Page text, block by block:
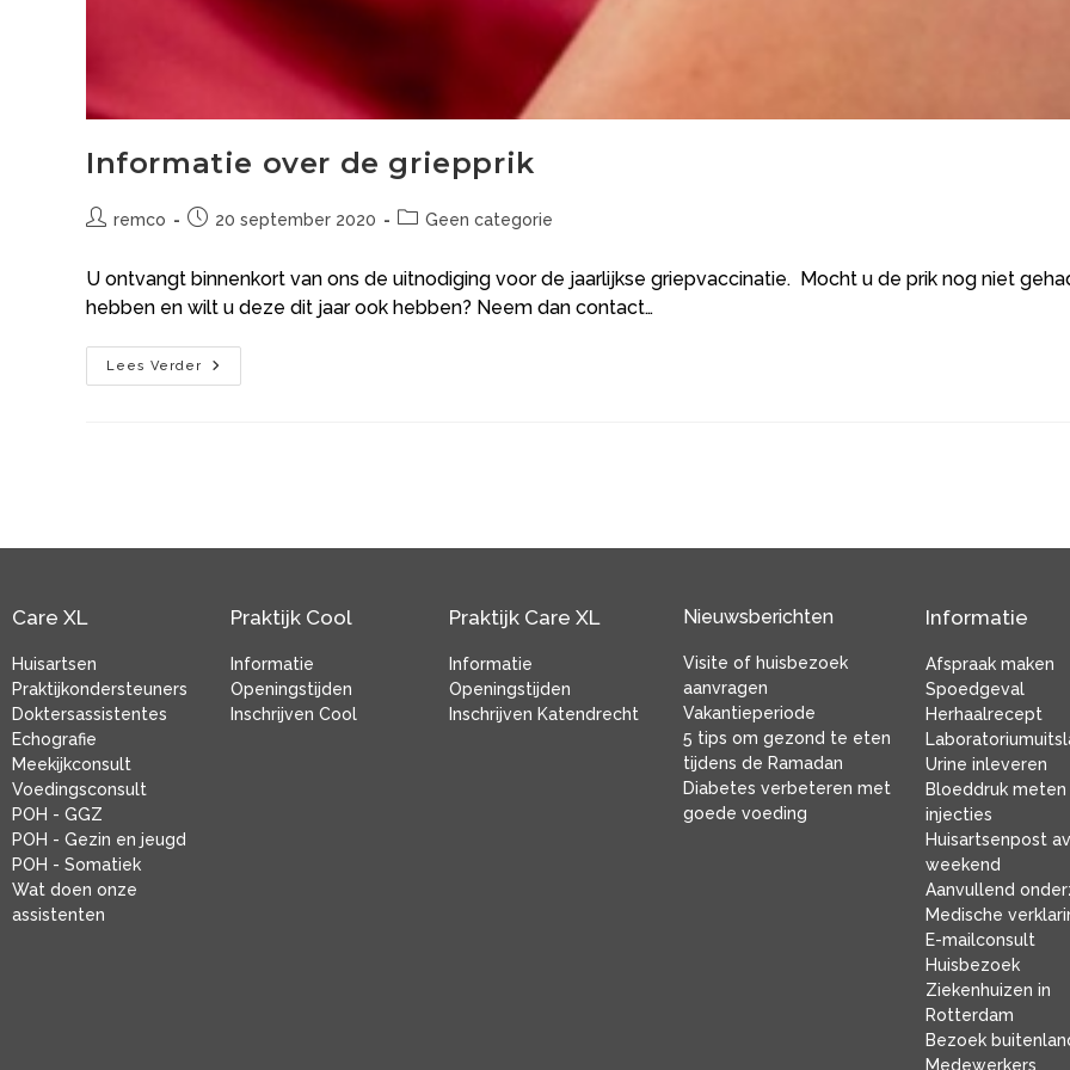
Informatie over de griepprik
remco 20 september 2020 Geen categorie
U ontvangt binnenkort van ons de uitnodiging voor de jaarlijkse griepvaccinatie. Mocht u de prik nog niet
hebben en wilt u deze dit jaar ook hebben? Neem dan contact…
Lees Verder
Care XL
Huisartsen
Praktijkondersteuners
Doktersassistentes
Echografie
Meekijkconsult
Voedingsconsult
POH - GGZ
POH - Gezin en jeugd
POH - Somatiek
Wat doen onze
assistenten
Praktijk Cool
Informatie
Openingstijden
Inschrijven Cool
Praktijk Care XL
Informatie
Openingstijden
Inschrijven Katendrecht
Nieuwsberichten
Visite of huisbezoek
aanvragen
Vakantieperiode
5 tips om gezond te eten
tijdens de Ramadan
Diabetes verbeteren met
goede voeding
Informatie
Afspraak maken
Spoedgeval
Herhaalrecept
Urine inleveren
Bloeddruk meten
injecties
Huisartsenpost
weekend
Aanvullend
Medische
E-mailconsult
Huisbezoek
Ziekenhuizen in
Rotterdam
Bezoek
Medewerkers